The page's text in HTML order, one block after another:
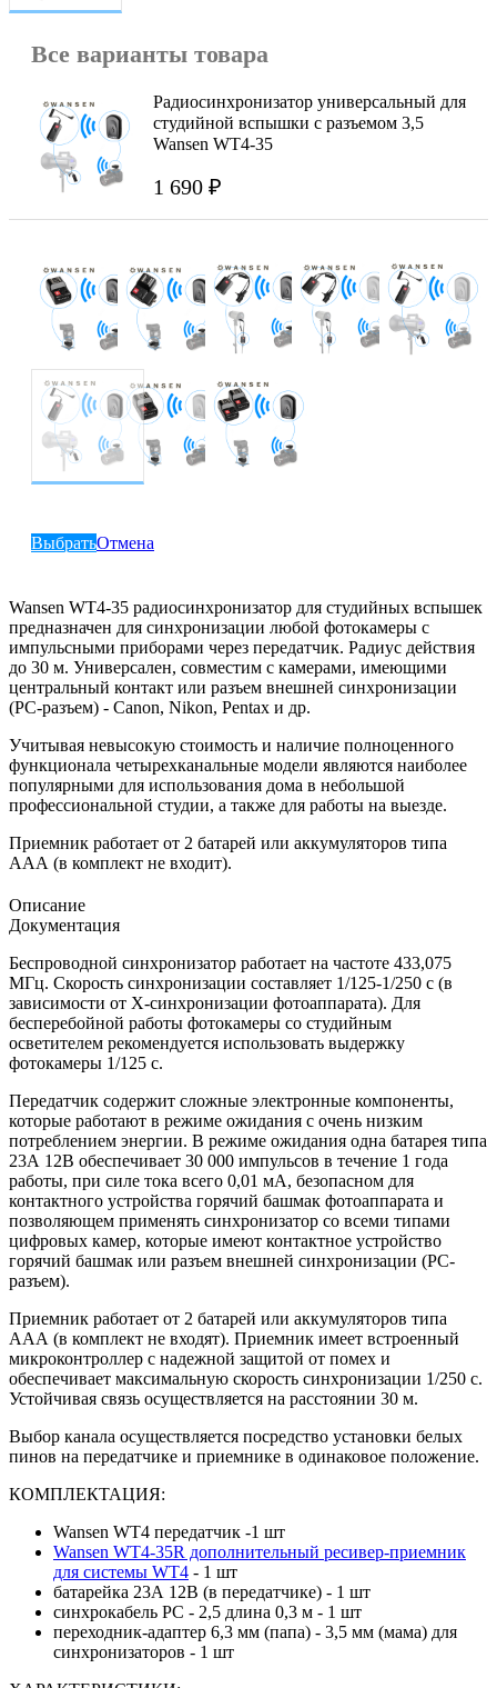
Все варианты товара
Радиосинхронизатор универсальный для
студийной вспышки с разъемом 3,5
Wansen WT4-35
1 690 ₽
ВыбратьОтмена
Wansen WT4-35 радиосинхронизатор для студийных вспышек
предназначен для синхронизации любой фотокамеры с
импульсными приборами через передатчик. Радиус действия
до 30 м. Универсален, совместим с камерами, имеющими
центральный контакт или разъем внешней синхронизации
(PC-разъем) - Canon, Nikon, Pentax и др.
Учитывая невысокую стоимость и наличие полноценного
функционала четырехканальные модели являются наиболее
популярными для использования дома в небольшой
профессиональной студии, а также для работы на выезде.
Приемник работает от 2 батарей или аккумуляторов типа
ААА (в комплект не входит).
Описание
Документация
Беспроводной синхронизатор работает на частоте 433,075
МГц. Скорость синхронизации составляет 1/125-1/250 с (в
зависимости от Х-синхронизации фотоаппарата). Для
бесперебойной работы фотокамеры со студийным
осветителем рекомендуется использовать выдержку
фотокамеры 1/125 с.
Передатчик содержит сложные электронные компоненты,
которые работают в режиме ожидания с очень низким
потреблением энергии. В режиме ожидания одна батарея типа
23А 12В обеспечивает 30 000 импульсов в течение 1 года
работы, при силе тока всего 0,01 мА, безопасном для
контактного устройства горячий башмак фотоаппарата и
позволяющем применять синхронизатор со всеми типами
цифровых камер, которые имеют контактное устройство
горячий башмак или разъем внешней синхронизации (PC-
разъем).
Приемник работает от 2 батарей или аккумуляторов типа
ААА (в комплект не входят). Приемник имеет встроенный
микроконтроллер с надежной защитой от помех и
обеспечивает максимальную скорость синхронизации 1/250 с.
Устойчивая связь осуществляется на расстоянии 30 м.
Выбор канала осуществляется посредство установки белых
пинов на передатчике и приемнике в одинаковое положение.
КОМПЛЕКТАЦИЯ:
Wansen WT4 передатчик -1 шт
Wansen WT4-35R дополнительный ресивер-приемник
для системы WT4 - 1 шт
батарейка 23А 12В (в передатчике) - 1 шт
синхрокабель PC - 2,5 длина 0,3 м - 1 шт
переходник-адаптер 6,3 мм (папа) - 3,5 мм (мама) для
синхронизаторов - 1 шт